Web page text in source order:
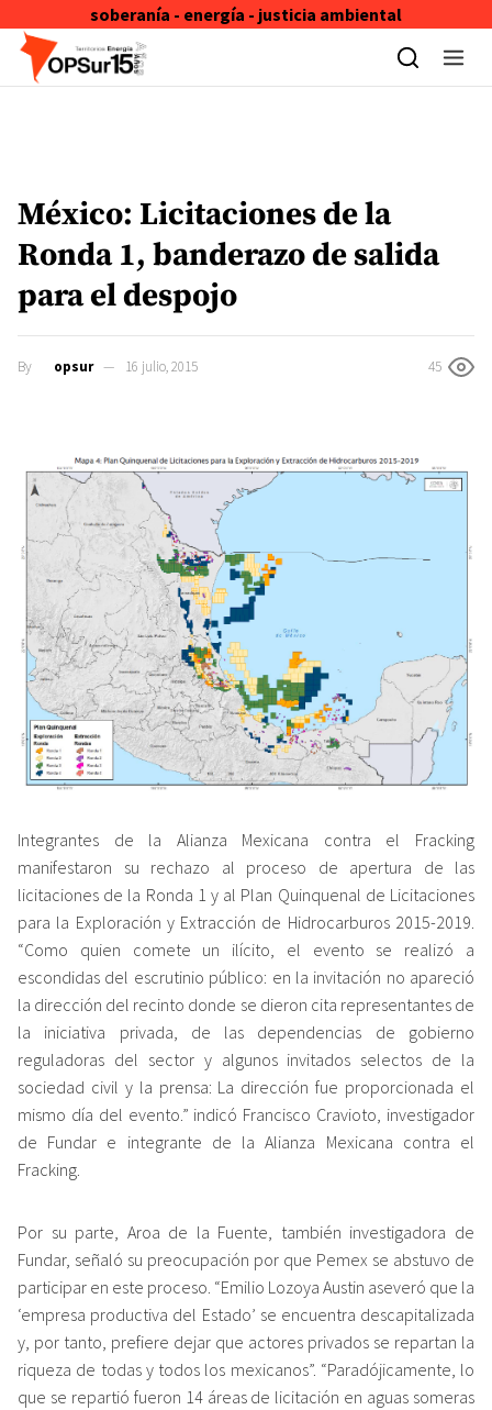
soberanía - energía - justicia ambiental
Skip to content
México: Licitaciones de la
Ronda 1, banderazo de salida
para el despojo
By opsur 16 julio, 2015 45
Integrantes de la Alianza Mexicana contra el Fracking
manifestaron su rechazo al proceso de apertura de las
licitaciones de la Ronda 1 y al Plan Quinquenal de Licitaciones
para la Exploración y Extracción de Hidrocarburos 2015-2019.
“Como quien comete un ilícito, el evento se realizó a
escondidas del escrutinio público: en la invitación no apareció
la dirección del recinto donde se dieron cita representantes de
la iniciativa privada, de las dependencias de gobierno
reguladoras del sector y algunos invitados selectos de la
sociedad civil y la prensa: La dirección fue proporcionada el
mismo día del evento.” indicó Francisco Cravioto, investigador
de Fundar e integrante de la Alianza Mexicana contra el
Fracking.
Por su parte, Aroa de la Fuente, también investigadora de
Fundar, señaló su preocupación por que Pemex se abstuvo de
participar en este proceso. “Emilio Lozoya Austin aseveró que la
‘empresa productiva del Estado’ se encuentra descapitalizada
y, por tanto, prefiere dejar que actores privados se repartan la
riqueza de todas y todos los mexicanos”. “Paradójicamente, lo
que se repartió fueron 14 áreas de licitación en aguas someras